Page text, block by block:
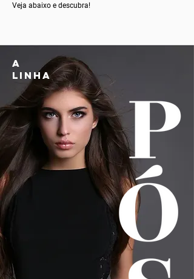
Veja abaixo e descubra!
A
LINHA